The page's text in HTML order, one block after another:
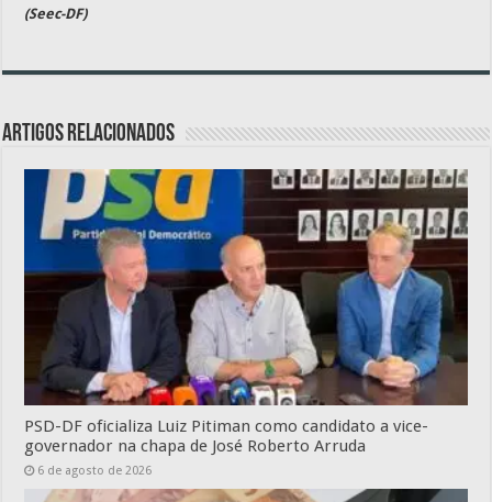
(Seec-DF)
Artigos relacionados
PSD-DF oficializa Luiz Pitiman como candidato a vice-
governador na chapa de José Roberto Arruda
6 de agosto de 2026